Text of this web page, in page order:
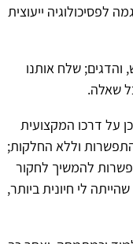
לפסיכולוגיה ייעוצית
שלח אותנו
שאלה.
על דרכו המקצועית
התפשרות וללא החלקות;
להמשיך לחקור
לי חיונית ביותר,